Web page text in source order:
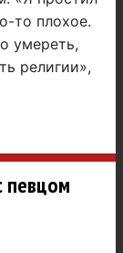
то плохое.
умереть,
религии»,
певцом